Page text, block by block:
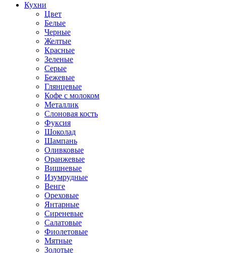
Кухни
Цвет
Белые
Черные
Желтые
Красные
Зеленые
Серые
Бежевые
Глянцевые
Кофе с молоком
Металлик
Слоновая кость
Фуксия
Шоколад
Шампань
Оливковые
Оранжевые
Вишневые
Изумрудные
Венге
Ореховые
Янтарные
Сиреневые
Салатовые
Фиолетовые
Мятные
Золотые